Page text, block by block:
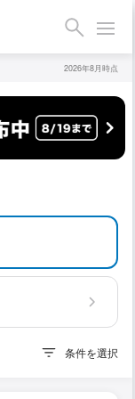
2026年8月時点
条件を選択